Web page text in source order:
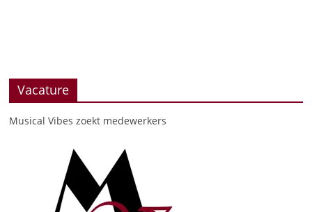
Vacature
Musical Vibes zoekt medewerkers